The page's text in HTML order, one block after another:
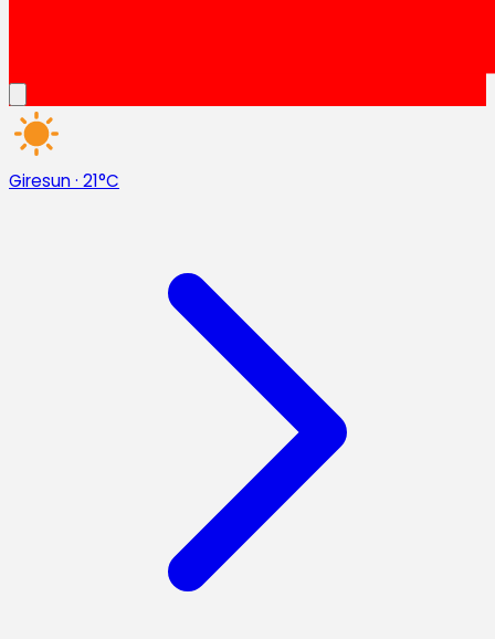
Giresun· 21°C